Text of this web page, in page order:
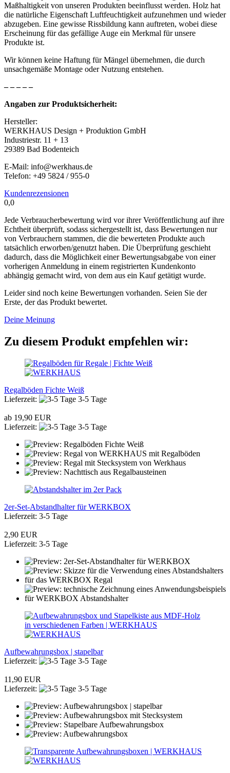
Maßhaltigkeit von unseren Produkten beeinflusst werden. Holz hat
die natürliche Eigenschaft Luftfeuchtigkeit aufzunehmen und wieder
abzugeben. Eine gewisse Rissbildung kann auftreten, wobei diese
Erscheinung für das gefällige Auge ein Merkmal für unsere
Produkte ist.
Wir können keine Haftung für Mängel übernehmen, die durch
unsachgemäße Montage oder Nutzung entstehen.
– – – – –
Angaben zur Produktsicherheit:
Hersteller:
WERKHAUS Design + Produktion GmbH
Industriestr. 11 + 13
29389 Bad Bodenteich
E-Mail: info@werkhaus.de
Telefon: +49 5824 / 955-0
Kundenrezensionen
0,0
Jede Verbraucherbewertung wird vor ihrer Veröffentlichung auf ihre
Echtheit überprüft, sodass sichergestellt ist, dass Bewertungen nur
von Verbrauchern stammen, die die bewerteten Produkte auch
tatsächlich erworben/genutzt haben. Die Überprüfung geschieht
dadurch, dass die Möglichkeit einer Bewertungsabgabe von einer
vorherigen Anmeldung in einem registrierten Kundenkonto
abhängig gemacht wird, von dem aus ein Kauf getätigt wurde.
Leider sind noch keine Bewertungen vorhanden. Seien Sie der
Erste, der das Produkt bewertet.
Deine Meinung
Zu diesem Produkt empfehlen wir:
Regalböden Fichte Weiß
Lieferzeit:
3-5 Tage
ab 19,90 EUR
Lieferzeit:
3-5 Tage
2er-Set-Abstandhalter für WERKBOX
Lieferzeit: 3-5 Tage
2,90 EUR
Lieferzeit: 3-5 Tage
Aufbewahrungsbox | stapelbar
Lieferzeit:
3-5 Tage
11,90 EUR
Lieferzeit:
3-5 Tage